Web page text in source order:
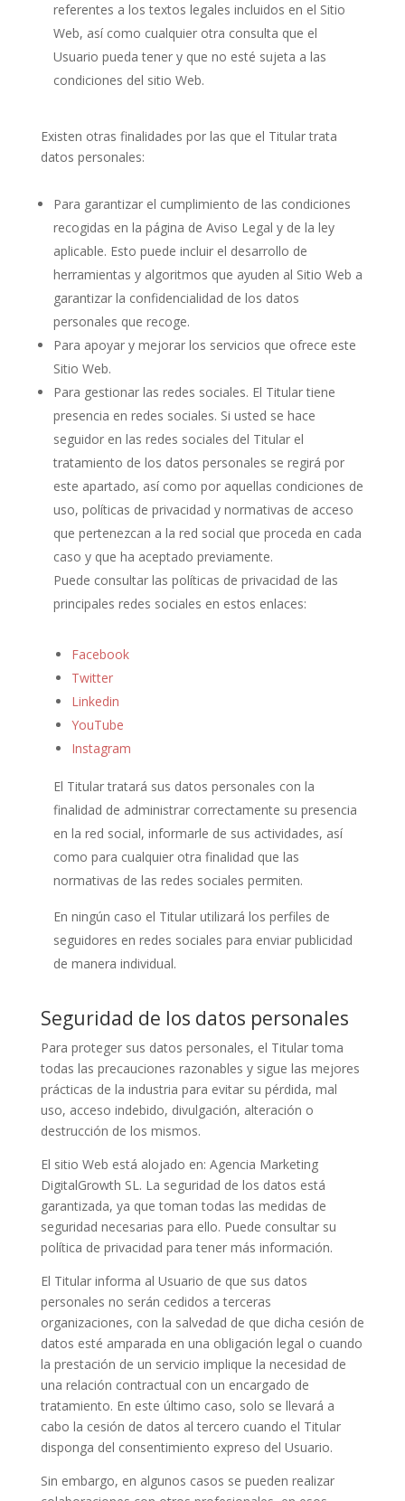
referentes a los textos legales incluidos en el Sitio
Web, así como cualquier otra consulta que el
Usuario pueda tener y que no esté sujeta a las
condiciones del sitio Web.
Existen otras finalidades por las que el Titular trata
datos personales:
Para garantizar el cumplimiento de las condiciones
recogidas en la página de Aviso Legal y de la ley
aplicable. Esto puede incluir el desarrollo de
herramientas y algoritmos que ayuden al Sitio Web a
garantizar la confidencialidad de los datos
personales que recoge.
Para apoyar y mejorar los servicios que ofrece este
Sitio Web.
Para gestionar las redes sociales. El Titular tiene
presencia en redes sociales. Si usted se hace
seguidor en las redes sociales del Titular el
tratamiento de los datos personales se regirá por
este apartado, así como por aquellas condiciones de
uso, políticas de privacidad y normativas de acceso
que pertenezcan a la red social que proceda en cada
caso y que ha aceptado previamente.
Puede consultar las políticas de privacidad de las
principales redes sociales en estos enlaces:
Facebook
Twitter
Linkedin
YouTube
Instagram
El Titular tratará sus datos personales con la
finalidad de administrar correctamente su presencia
en la red social, informarle de sus actividades, así
como para cualquier otra finalidad que las
normativas de las redes sociales permiten.
En ningún caso el Titular utilizará los perfiles de
seguidores en redes sociales para enviar publicidad
de manera individual.
Seguridad de los datos personales
Para proteger sus datos personales, el Titular toma
todas las precauciones razonables y sigue las mejores
prácticas de la industria para evitar su pérdida, mal
uso, acceso indebido, divulgación, alteración o
destrucción de los mismos.
El sitio Web está alojado en: Agencia Marketing
DigitalGrowth SL. La seguridad de los datos está
garantizada, ya que toman todas las medidas de
seguridad necesarias para ello. Puede consultar su
política de privacidad para tener más información.
El Titular informa al Usuario de que sus datos
personales no serán cedidos a terceras
organizaciones, con la salvedad de que dicha cesión de
datos esté amparada en una obligación legal o cuando
la prestación de un servicio implique la necesidad de
una relación contractual con un encargado de
tratamiento. En este último caso, solo se llevará a
cabo la cesión de datos al tercero cuando el Titular
disponga del consentimiento expreso del Usuario.
Sin embargo, en algunos casos se pueden realizar